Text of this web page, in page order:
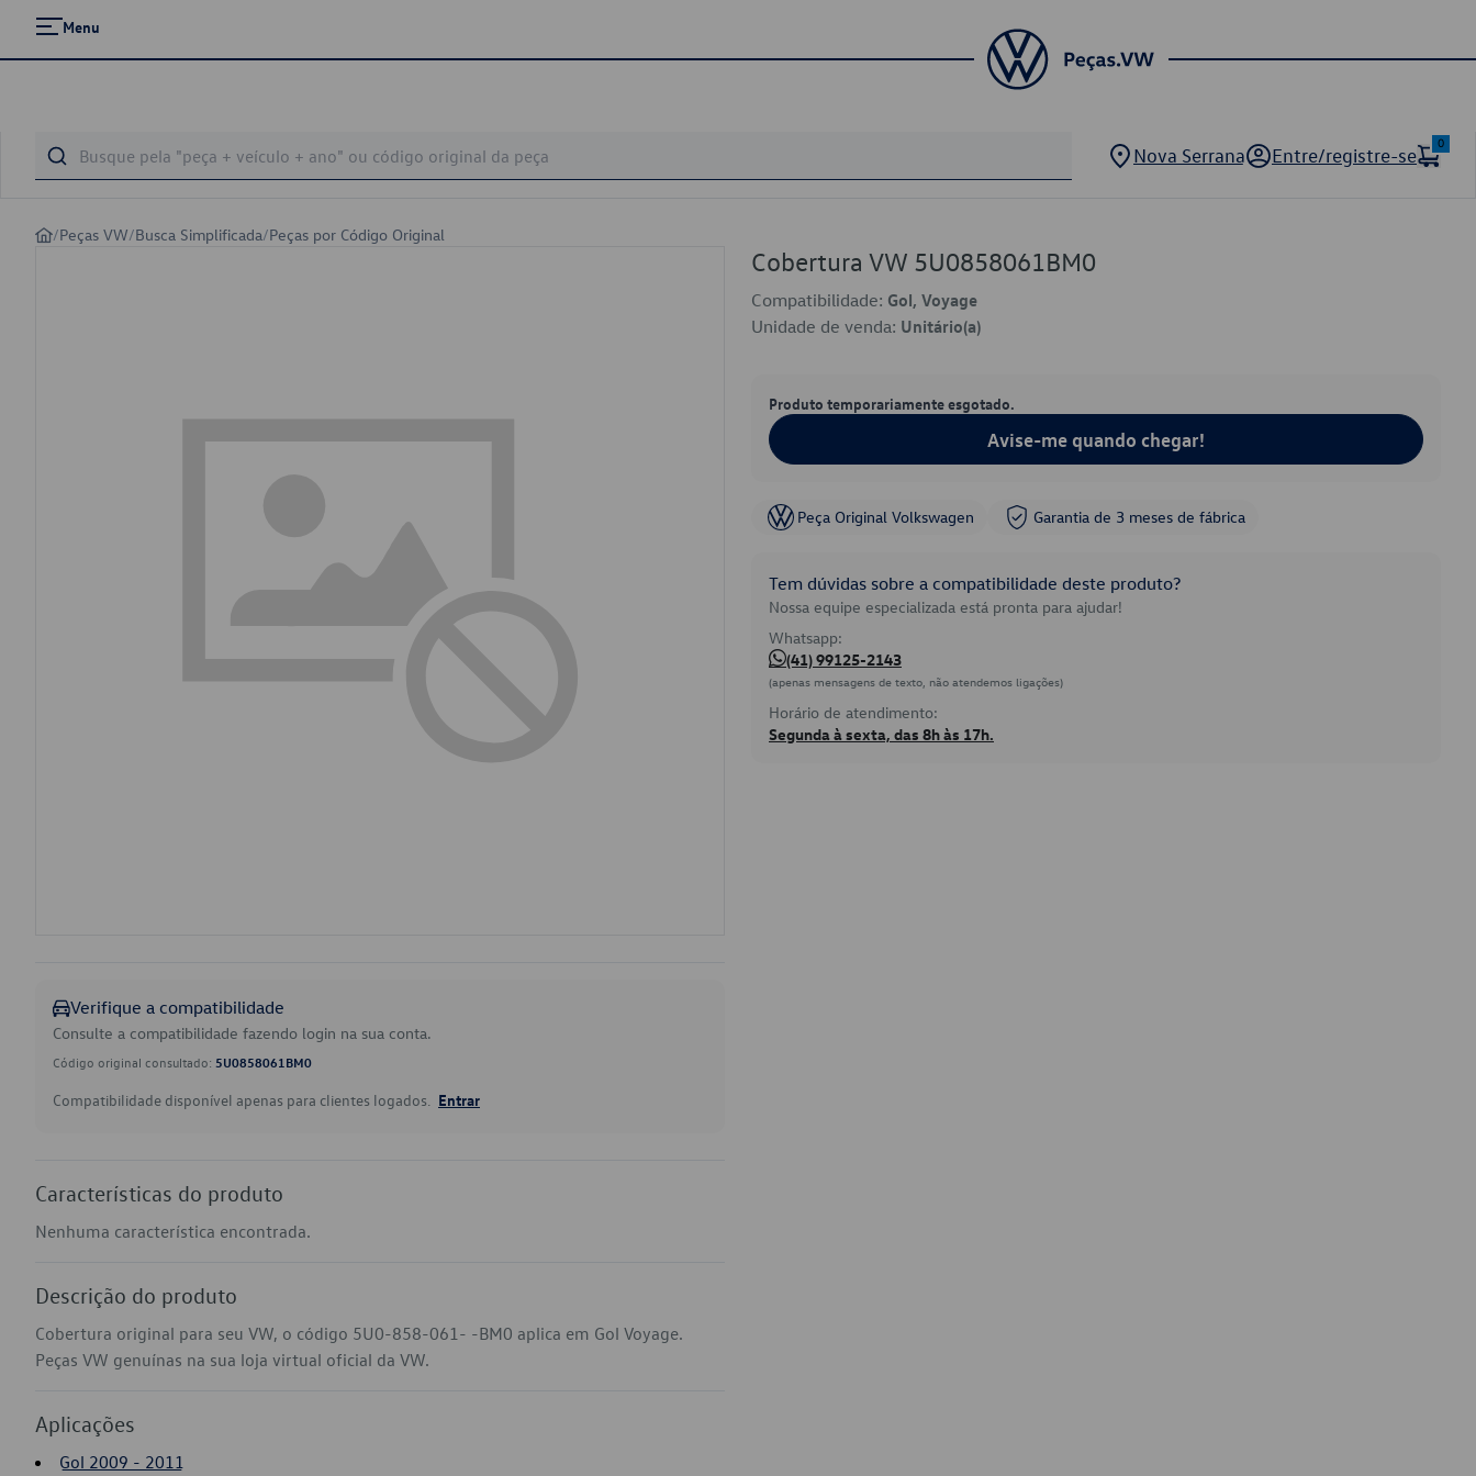
Menu
Nova Serrana Entre/registre-se
0
/Peças VW/Busca Simplificada/Peças por Código Original
Verifique a compatibilidade
Consulte a compatibilidade fazendo login na sua conta.
Código original consultado: 5U0858061BM0
Compatibilidade disponível apenas para clientes logados. Entrar
Características do produto
Nenhuma característica encontrada.
Descrição do produto
Cobertura original para seu VW, o código 5U0-858-061- -BM0 aplica em Gol Voyage.
Peças VW genuínas na sua loja virtual oficial da VW.
Aplicações
Gol 2009 - 2011
Cobertura VW 5U0858061BM0
Compatibilidade: Gol, Voyage
Unidade de venda: Unitário(a)
Produto temporariamente esgotado.
Avise-me quando chegar!
Peça Original Volkswagen Garantia de 3 meses de fábrica
Tem dúvidas sobre a compatibilidade deste produto?
Nossa equipe especializada está pronta para ajudar!
Whatsapp:
(41) 99125-2143
(apenas mensagens de texto, não atendemos ligações)
Horário de atendimento:
Segunda à sexta, das 8h às 17h.